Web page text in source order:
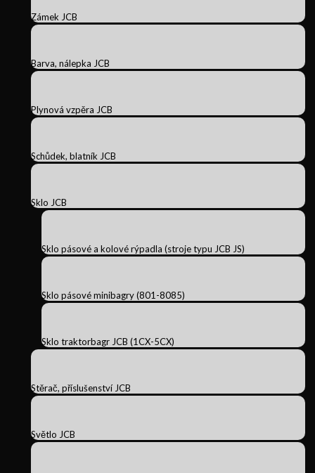
Zámek JCB
Barva, nálepka JCB
Plynová vzpěra JCB
Schůdek, blatník JCB
Sklo JCB
Sklo pásové a kolové rýpadla (stroje typu JCB JS)
Sklo pásové minibagry (801-8085)
Sklo traktorbagr JCB (1CX-5CX)
Stěrač, příslušenství JCB
Světlo JCB